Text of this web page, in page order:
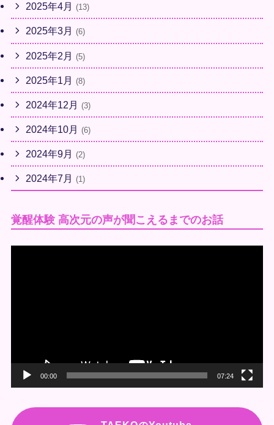
2025年4月 (13)
2025年3月 (6)
2025年2月 (5)
2025年1月 (8)
2024年12月 (3)
2024年10月 (6)
2024年9月 (2)
2024年7月 (1)
覚醒体験 高次元の声が聞こえるまでのお話
00:00 07:24